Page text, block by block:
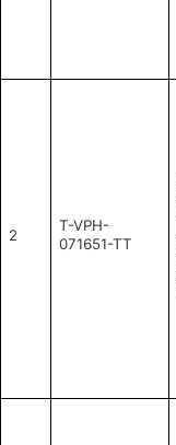
2
T-VPH-
071651-TT